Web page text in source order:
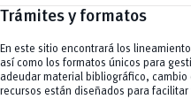
Trámites y formatos
En este sitio encontrará los
así como los formatos únicos para
adeudar material bibliográfico, cambio
recursos están diseñados para